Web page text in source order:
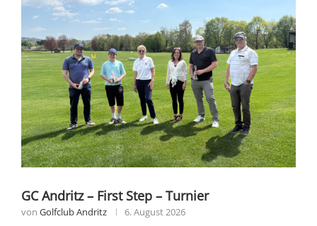
GC Andritz – First Step – Turnier
von Golfclub Andritz 6. August 2026